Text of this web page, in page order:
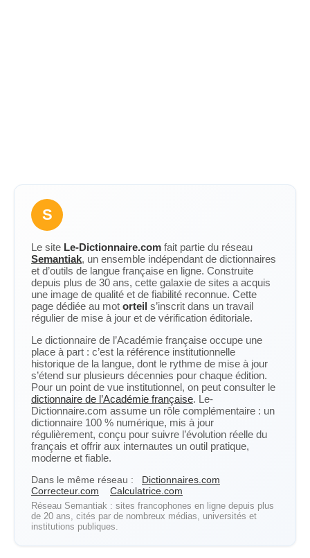
S
Le site Le-Dictionnaire.com fait partie du réseau
Semantiak, un ensemble indépendant de dictionnaires
et d’outils de langue française en ligne. Construite
depuis plus de 30 ans, cette galaxie de sites a acquis
une image de qualité et de fiabilité reconnue. Cette
page dédiée au mot orteil s’inscrit dans un travail
régulier de mise à jour et de vérification éditoriale.
Le dictionnaire de l’Académie française occupe une
place à part : c’est la référence institutionnelle
historique de la langue, dont le rythme de mise à jour
s’étend sur plusieurs décennies pour chaque édition.
Pour un point de vue institutionnel, on peut consulter le
dictionnaire de l’Académie française. Le-
Dictionnaire.com assume un rôle complémentaire : un
dictionnaire 100 % numérique, mis à jour
régulièrement, conçu pour suivre l’évolution réelle du
français et offrir aux internautes un outil pratique,
moderne et fiable.
Dans le même réseau :
Dictionnaires.com
Correcteur.com
Calculatrice.com
Réseau Semantiak : sites francophones en ligne depuis plus
de 20 ans, cités par de nombreux médias, universités et
institutions publiques.